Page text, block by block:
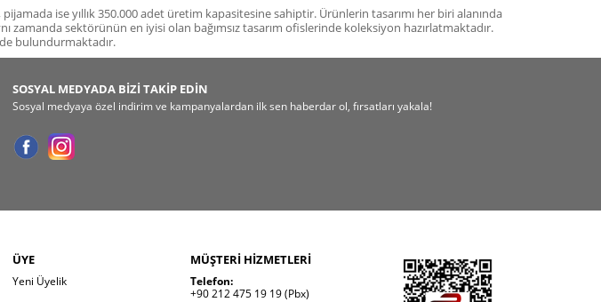
ise yıllık 350.000 adet üretim kapasitesine sahiptir. Ürünlerin tasarımı her biri alanında
sektörünün en iyisi olan bağımsız tasarım ofislerinde koleksiyon hazırlatmaktadır.
bulundurmaktadır.
SOSYAL MEDYADA BİZİ TAKİP EDİN
Sosyal medyaya özel indirim ve kampanyalardan ilk sen haberdar ol, fırsatları yakala!
ÜYE
Yeni Üyelik
MÜŞTERİ HİZMETLERİ
Telefon:
+90 212 475 19 19 (Pbx)